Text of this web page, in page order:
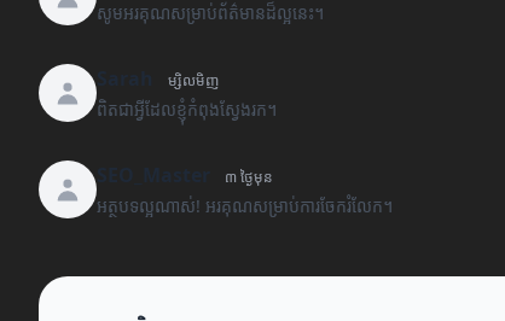
សូមអរគុណសម្រាប់ព័ត៌មានដ៏ល្អនេះ។
ម្សិលមិញ
ពិតជាអ្វីដែលខ្ញុំកំពុងស្វែងរក។
៣ ថ្ងៃមុន
អត្ថបទល្អណាស់! អរគុណសម្រាប់ការចែករំលែក។